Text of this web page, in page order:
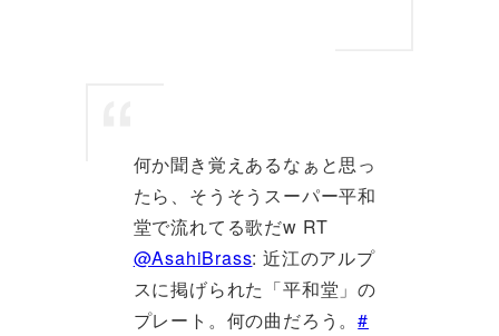
何か聞き覚えあるなぁと思っ
たら、そうそうスーパー平和
堂で流れてる歌だw RT
@AsahiBrass: 近江のアルプ
スに掲げられた「平和堂」の
プレート。何の曲だろう。#